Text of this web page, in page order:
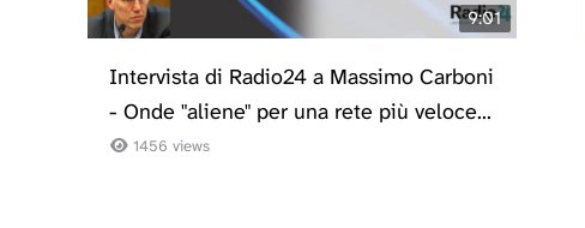
9:01
Intervista di Radio24 a Massimo Carboni
- Onde "aliene" per una rete più veloce...
1456 views